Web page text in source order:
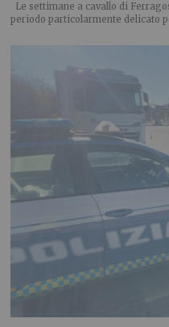
Le settimane a cavallo di
periodo particolarmente delicato